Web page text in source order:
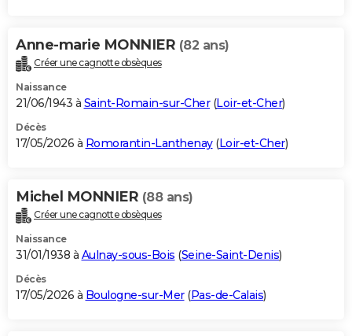
Anne-marie MONNIER (82 ans)
Créer une cagnotte obsèques
Naissance
21/06/1943 à Saint-Romain-sur-Cher(Loir-et-Cher)
Décès
17/05/2026 à Romorantin-Lanthenay(Loir-et-Cher)
Michel MONNIER (88 ans)
Créer une cagnotte obsèques
Naissance
31/01/1938 à Aulnay-sous-Bois (Seine-Saint-Denis)
Décès
17/05/2026 à Boulogne-sur-Mer(Pas-de-Calais)